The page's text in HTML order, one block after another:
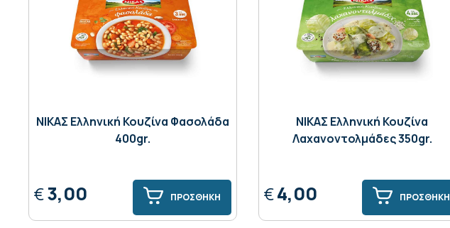
ΝΙΚΑΣ Ελληνική Κουζίνα Φασολάδα
400gr.
€3,00 ΠΡΟΣΘΗΚΗ
NIKAΣ Ελληνική Κουζίνα
Λαχανοντολμάδες 350gr.
€4,00 ΠΡΟΣΘΗΚΗ